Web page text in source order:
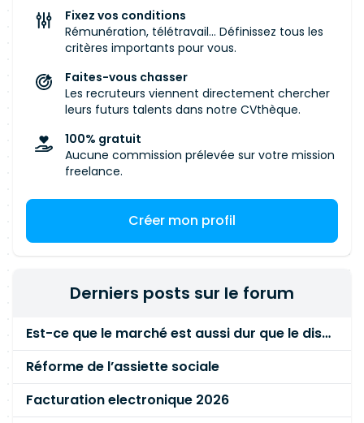
IAM/Habilitations, etc.). - Pérenniser : Rédiger la
documentation technique (architecture,
procédures) pour garantir la maintenabilité de
la solution. - Partager & Collaborer : Participer
activement aux rituels agiles du programme
(démos, partages de connaissances) et assurer
équipes utilisatrices dans cette transition.
Fixez vos conditions
Rémunération, télétravail... Définissez tous les
critères importants pour vous.
Faites-vous chasser
Les recruteurs viennent directement chercher
leurs futurs talents dans notre CVthèque.
100% gratuit
Aucune commission prélevée sur votre mission
freelance.
Créer mon profil
Derniers posts sur le forum
Est-ce que le marché est aussi dur que le disent les commerciaux ?
Réforme de l’assiette sociale
Facturation electronique 2026